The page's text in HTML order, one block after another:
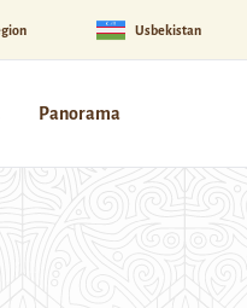
Usbekistan
Panorama